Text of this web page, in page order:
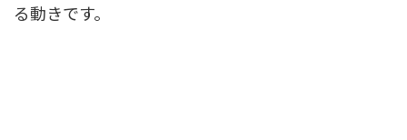
る動きです。